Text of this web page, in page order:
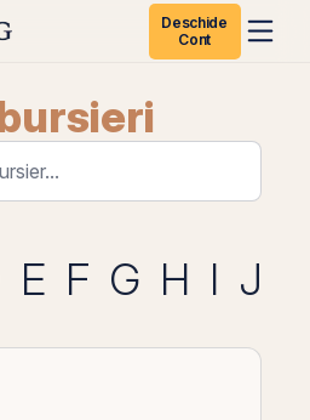
Deschide
Cont
E F G H I J